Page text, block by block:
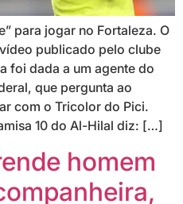
para jogar no Fortaleza. O
publicado pelo clube
foi dada a um agente do
que pergunta ao
com o Tricolor do Pici.
10 do Al-Hilal diz: […]
homem